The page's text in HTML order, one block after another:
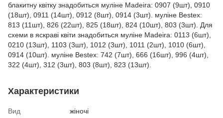
блакитну квітку знадобиться муліне Madeira: 0907 (9шт), 0910
(18шт), 0911 (14шт), 0912 (8шт), 0914 (3шт). муліне Bestex:
813 (11шт), 826 (22шт), 825 (18шт), 824 (10шт), 803 (3шт). Для
схеми в яскраві квіти знадобиться муліне Madeira: 0113 (6шт),
0210 (13шт), 1103 (3шт), 1012 (3шт), 1011 (2шт), 1010 (6шт),
0914 (10шт). муліне Bestex: 742 (7шт), 666 (16шт), 996 (4шт),
322 (4шт), 312 (3шт), 803 (8шт), 823 (13шт).
Характеристики
Вид
жіночі